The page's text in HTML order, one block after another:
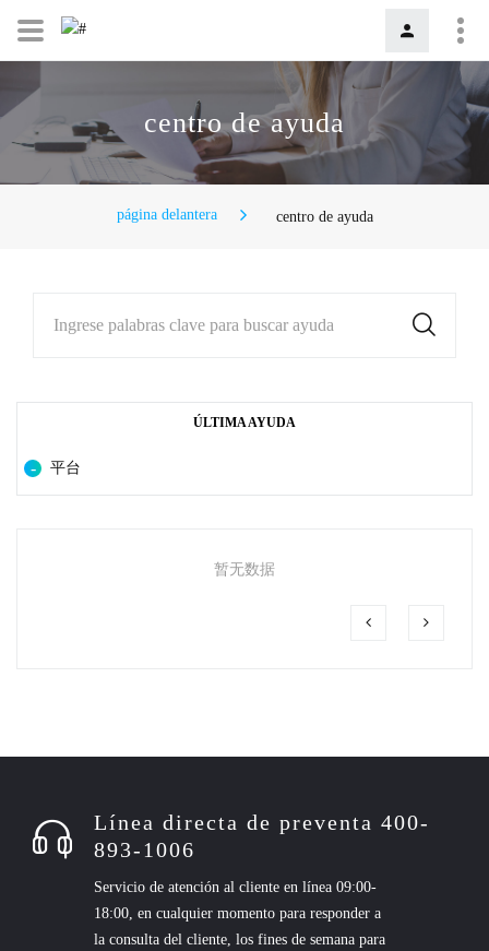
centro de ayuda
página delantera centro de ayuda
Ingrese palabras clave para buscar ayuda
ÚLTIMA AYUDA
平台
暂无数据
Línea directa de preventa 400-
893-1006
Servicio de atención al cliente en línea 09:00-
18:00, en cualquier momento para responder a
la consulta del cliente, los fines de semana para